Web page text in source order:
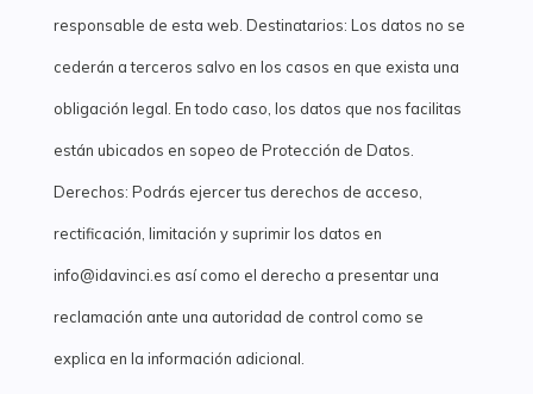
responsable de esta web. Destinatarios: Los datos no se
cederán a terceros salvo en los casos en que exista una
obligación legal. En todo caso, los datos que nos facilitas
están ubicados en sopeo de Protección de Datos.
Derechos: Podrás ejercer tus derechos de acceso,
rectificación, limitación y suprimir los datos en
info@idavinci.es así como el derecho a presentar una
reclamación ante una autoridad de control como se
explica en la información adicional.